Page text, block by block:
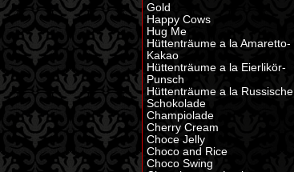
Gold
Happy Cows
Hug Me
Hüttenträume a la Amaretto-
Kakao
Hüttenträume a la Eierlikör-
Punsch
Hüttenträume a la Russische
Schokolade
Champiolade
Cherry Cream
Choce Jelly
Choco and Rice
Choco Swing